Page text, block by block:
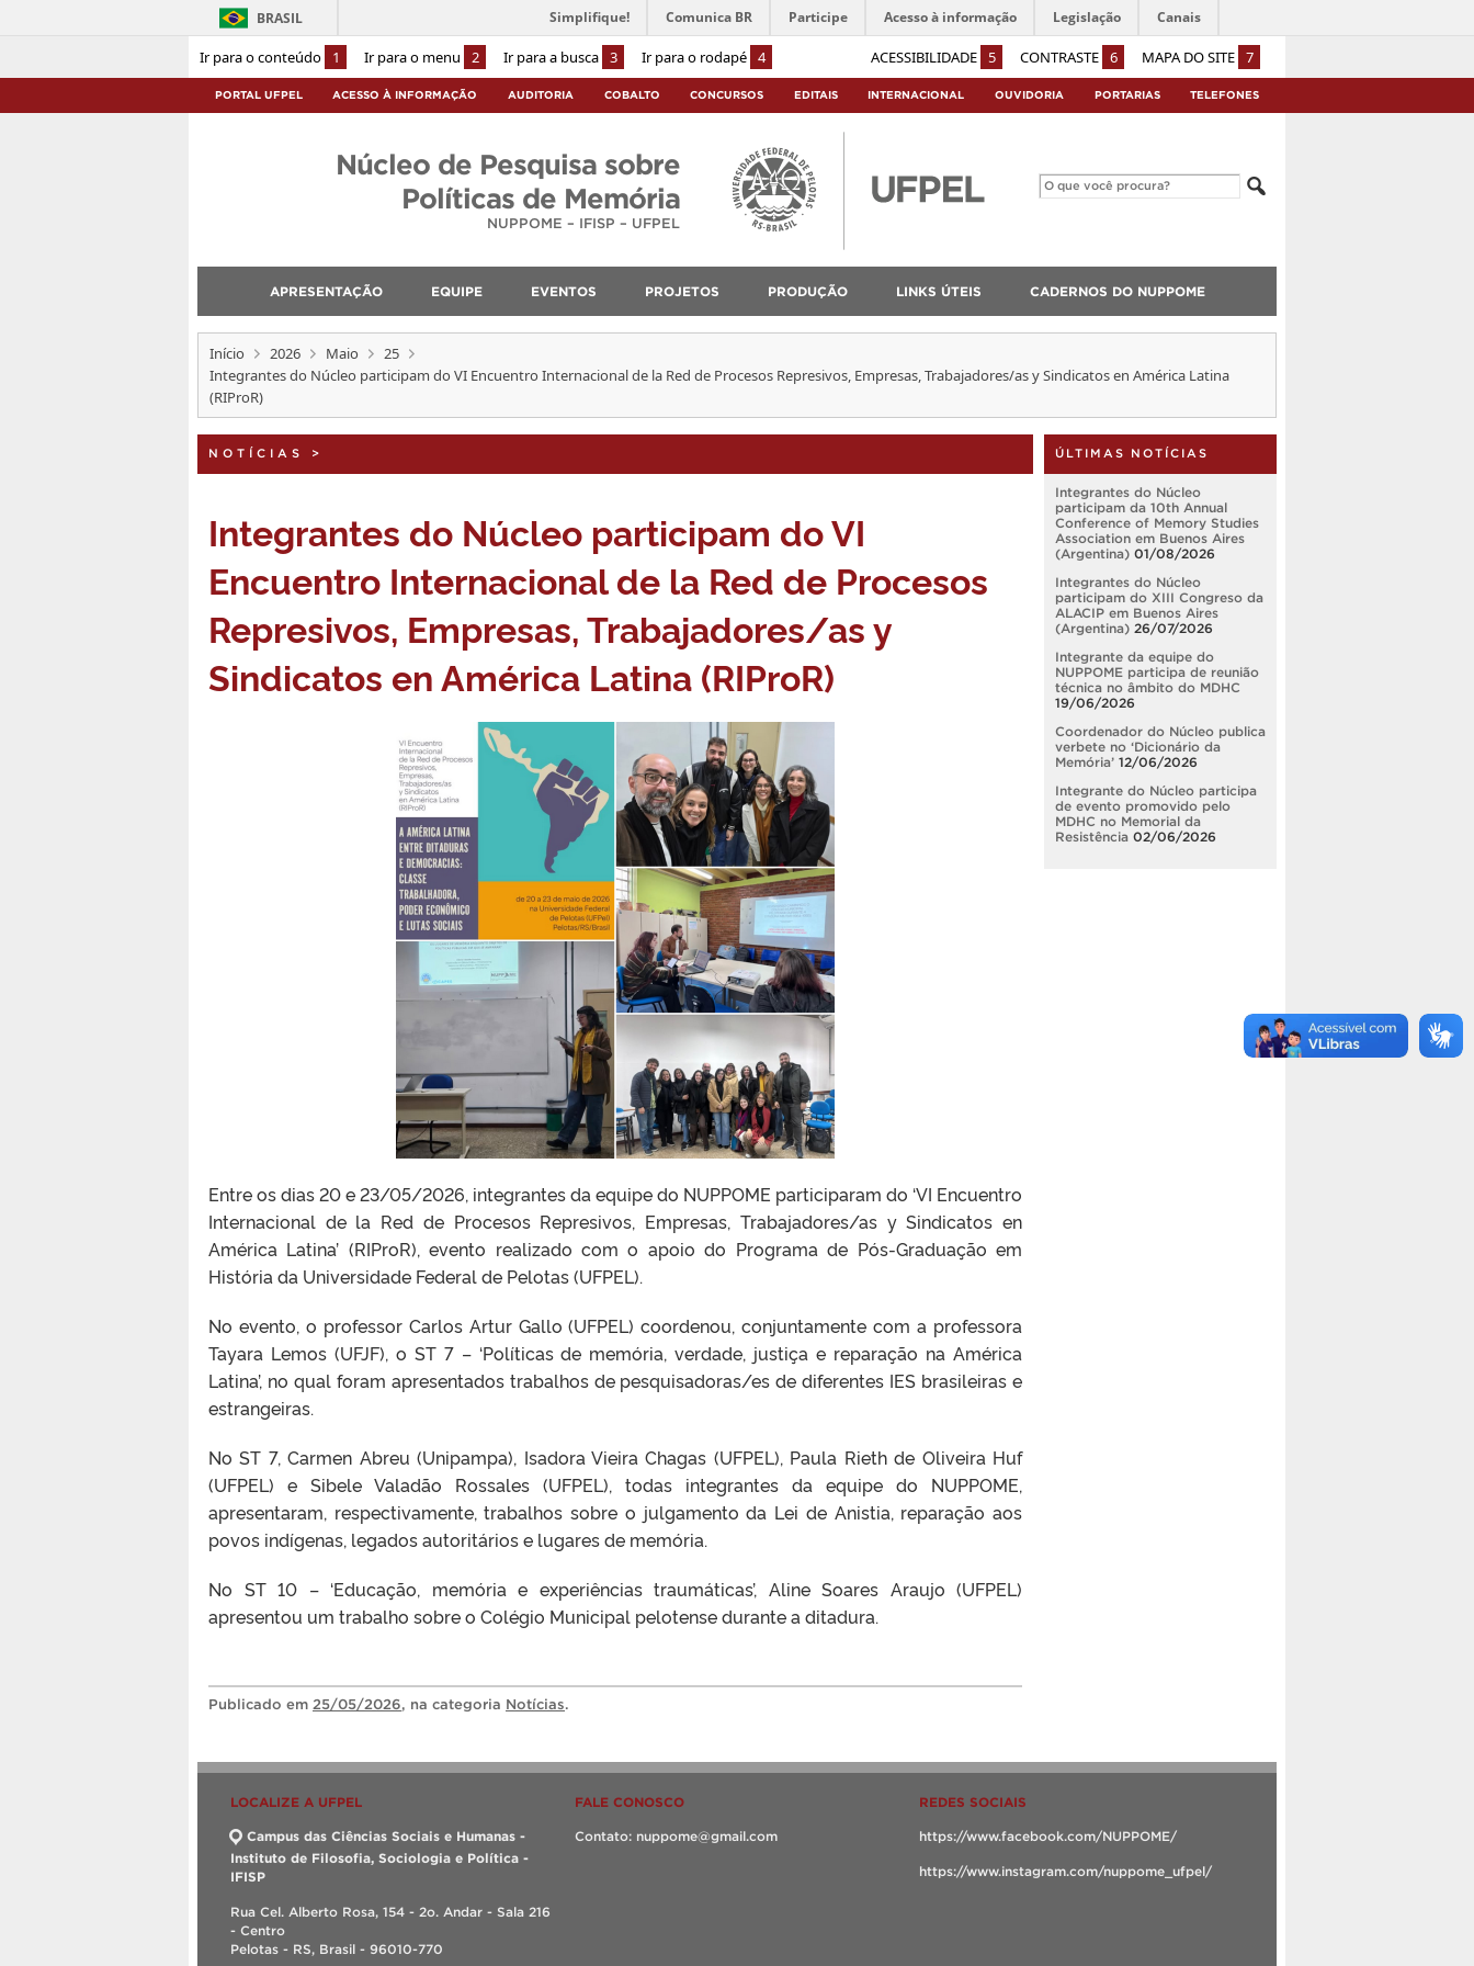
Ir para o conteúdo 1 Ir para o menu 2 Ir para a busca 3 Ir para o rodapé 4 ACESSIBILIDADE 5 CONTRASTE 6 MAPA DO SITE 7
BRASIL Simplifique! Comunica BR Participe Acesso à informação Legislação Canais
PORTAL UFPEL ACESSO À INFORMAÇÃO AUDITORIA COBALTO CONCURSOS EDITAIS INTERNACIONAL OUVIDORIA PORTARIAS TELEFONES
Núcleo de Pesquisa sobre
Políticas de Memória
NUPPOME – IFISP – UFPEL
APRESENTAÇÃO EQUIPE EVENTOS PROJETOS PRODUÇÃO LINKS ÚTEIS CADERNOS DO NUPPOME
Início 2026 Maio
25
Integrantes do Núcleo participam do VI Encuentro Internacional de la Red de Procesos Represivos, Empresas, Trabajadores/as y Sindicatos en América Latina
(RIProR)
NOTÍCIAS >
Integrantes do Núcleo participam do VI
Encuentro Internacional de la Red de Procesos
Represivos, Empresas, Trabajadores/as y
Sindicatos en América Latina (RIProR)
Entre os dias 20 e 23/05/2026, integrantes da equipe do NUPPOME participaram do ‘VI Encuentro
Internacional de la Red de Procesos Represivos, Empresas, Trabajadores/as y Sindicatos en
América Latina’ (RIProR), evento realizado com o apoio do Programa de Pós-Graduação em
História da Universidade Federal de Pelotas (UFPEL).
No evento, o professor Carlos Artur Gallo (UFPEL) coordenou, conjuntamente com a professora
Tayara Lemos (UFJF), o ST 7 – ‘Políticas de memória, verdade, justiça e reparação na América
Latina’, no qual foram apresentados trabalhos de pesquisadoras/es de diferentes IES brasileiras e
estrangeiras.
No ST 7, Carmen Abreu (Unipampa), Isadora Vieira Chagas (UFPEL), Paula Rieth de Oliveira Huf
(UFPEL) e Sibele Valadão Rossales (UFPEL), todas integrantes da equipe do NUPPOME,
apresentaram, respectivamente, trabalhos sobre o julgamento da Lei de Anistia, reparação aos
povos indígenas, legados autoritários e lugares de memória.
No ST 10 – ‘Educação, memória e experiências traumáticas’, Aline Soares Araujo (UFPEL)
apresentou um trabalho sobre o Colégio Municipal pelotense durante a ditadura.
Publicado em 25/05/2026, na categoria Notícias.
ÚLTIMAS NOTÍCIAS
Integrantes do Núcleo
participam da 10th Annual
Conference of Memory Studies
Association em Buenos Aires
(Argentina) 01/08/2026
Integrantes do Núcleo
participam do XIII Congreso da
ALACIP em Buenos Aires
(Argentina) 26/07/2026
Integrante da equipe do
NUPPOME participa de reunião
técnica no âmbito do MDHC
19/06/2026
Coordenador do Núcleo publica
verbete no ‘Dicionário da
Memória’ 12/06/2026
Integrante do Núcleo participa
de evento promovido pelo
MDHC no Memorial da
Resistência 02/06/2026
LOCALIZE A UFPEL
Campus das Ciências Sociais e Humanas -
Instituto de Filosofia, Sociologia e Política -
IFISP
Rua Cel. Alberto Rosa, 154 - 2o. Andar - Sala 216
- Centro
Pelotas - RS, Brasil - 96010-770
FALE CONOSCO
Contato: nuppome@gmail.com
REDES SOCIAIS
https://www.facebook.com/NUPPOME/
https://www.instagram.com/nuppome_ufpel/